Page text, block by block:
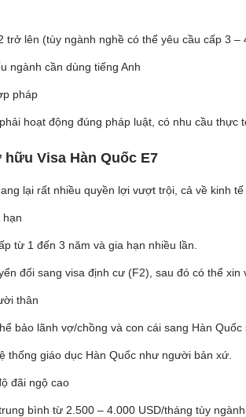
trở lên (tùy ngành nghề có thể yêu cầu cấp 3 –
ngành cần dùng tiếng Anh
pháp
hoạt động đúng pháp luật, có nhu cầu
Visa Hàn Quốc E7
lại rất nhiều quyền lợi vượt trội, cả về kinh
hạn
từ 1 đến 3 năm và gia hạn nhiều lần.
đổi sang visa định cư (F2), sau đó có thể xin
thân
bảo lãnh vợ/chồng và con cái sang Hàn Quốc
thống giáo dục Hàn Quốc như người bản xứ.
đãi ngộ cao
bình từ 2.500 – 4.000 USD/tháng tùy ngành.